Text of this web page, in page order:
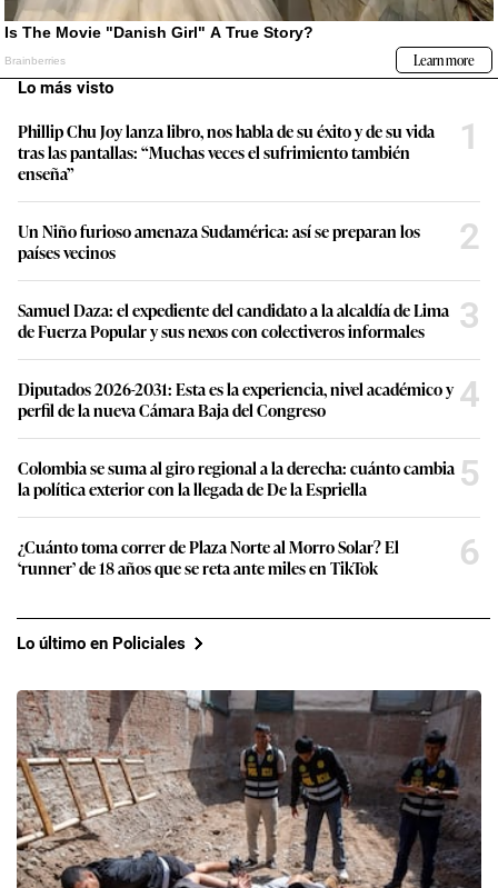
Lo más visto
Phillip Chu Joy lanza libro, nos habla de su éxito y de su vida
tras las pantallas: “Muchas veces el sufrimiento también
enseña”
1
Un Niño furioso amenaza Sudamérica: así se preparan los
países vecinos
2
Samuel Daza: el expediente del candidato a la alcaldía de Lima
de Fuerza Popular y sus nexos con colectiveros informales
3
Diputados 2026-2031: Esta es la experiencia, nivel académico y
perfil de la nueva Cámara Baja del Congreso
4
Colombia se suma al giro regional a la derecha: cuánto cambia
la política exterior con la llegada de De la Espriella
5
¿Cuánto toma correr de Plaza Norte al Morro Solar? El
‘runner’ de 18 años que se reta ante miles en TikTok
6
Lo último en Policiales